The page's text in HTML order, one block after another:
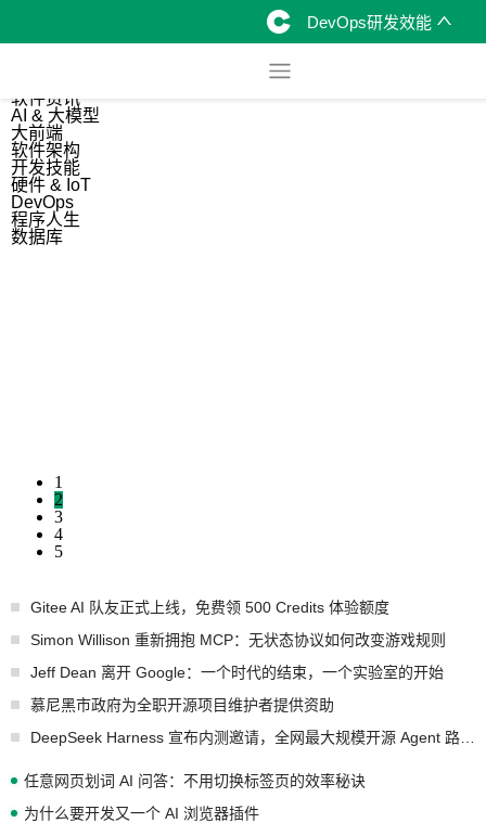
DevOps研发效能
软件资讯
AI & 大模型
大前端
软件架构
开发技能
硬件 & IoT
DevOps
程序人生
数据库
1
2
3
4
5
Gitee AI 队友正式上线，免费领 500 Credits 体验额度
Simon Willison 重新拥抱 MCP：无状态协议如何改变游戏规则
Jeff Dean 离开 Google：一个时代的结束，一个实验室的开始
慕尼黑市政府为全职开源项目维护者提供资助
任意网页划词 AI 问答：不用切换标签页的效率秘诀
为什么要开发又一个 AI 浏览器插件